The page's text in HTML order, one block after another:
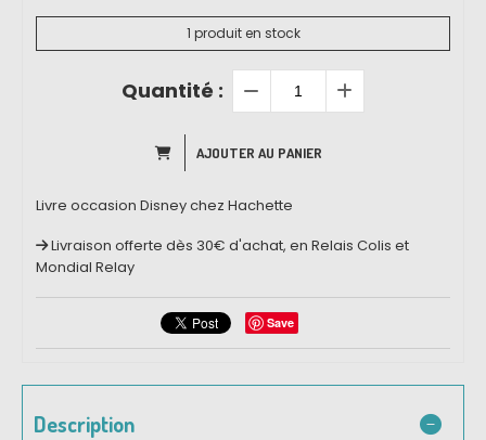
1 produit en stock
Quantité :
AJOUTER AU PANIER
Livre occasion Disney chez Hachette
Livraison offerte dès 30€ d'achat, en Relais Colis et
Mondial Relay
Save
Description